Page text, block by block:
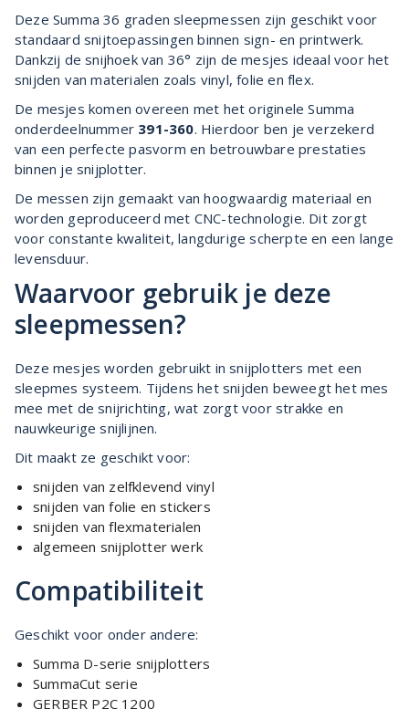
Deze Summa 36 graden sleepmessen zijn geschikt voor
standaard snijtoepassingen binnen sign- en printwerk.
Dankzij de snijhoek van 36° zijn de mesjes ideaal voor het
snijden van materialen zoals vinyl, folie en flex.
De mesjes komen overeen met het originele Summa
onderdeelnummer 391-360. Hierdoor ben je verzekerd
van een perfecte pasvorm en betrouwbare prestaties
binnen je snijplotter.
De messen zijn gemaakt van hoogwaardig materiaal en
worden geproduceerd met CNC-technologie. Dit zorgt
voor constante kwaliteit, langdurige scherpte en een lange
levensduur.
Waarvoor gebruik je deze
sleepmessen?
Deze mesjes worden gebruikt in snijplotters met een
sleepmes systeem. Tijdens het snijden beweegt het mes
mee met de snijrichting, wat zorgt voor strakke en
nauwkeurige snijlijnen.
Dit maakt ze geschikt voor:
snijden van zelfklevend vinyl
snijden van folie en stickers
snijden van flexmaterialen
algemeen snijplotter werk
Compatibiliteit
Geschikt voor onder andere:
Summa D-serie snijplotters
SummaCut serie
GERBER P2C 1200